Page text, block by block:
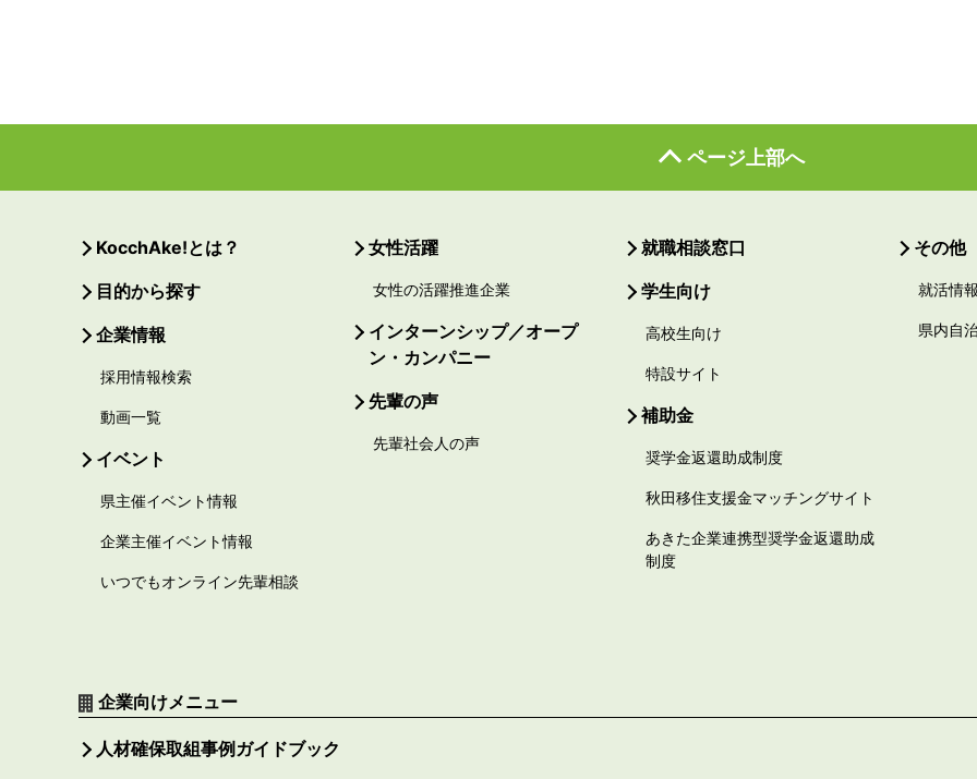
ページ上部へ
KocchAke!とは？
目的から探す
企業情報
採用情報検索
動画一覧
イベント
県主催イベント情報
企業主催イベント情報
いつでもオンライン先輩相談
女性活躍
女性の活躍推進企業
インターンシップ／オープ
ン・カンパニー
先輩の声
先輩社会人の声
就職相談窓口
学生向け
高校生向け
特設サイト
補助金
奨学金返還助成制度
秋田移住支援金マッチングサイト
あきた企業連携型奨学金返還助成
制度
その他
就活情
県内自
企業向けメニュー
人材確保取組事例ガイドブック